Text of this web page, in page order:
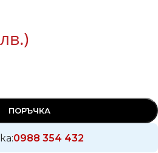
ПОРЪЧКА
0988 354 432